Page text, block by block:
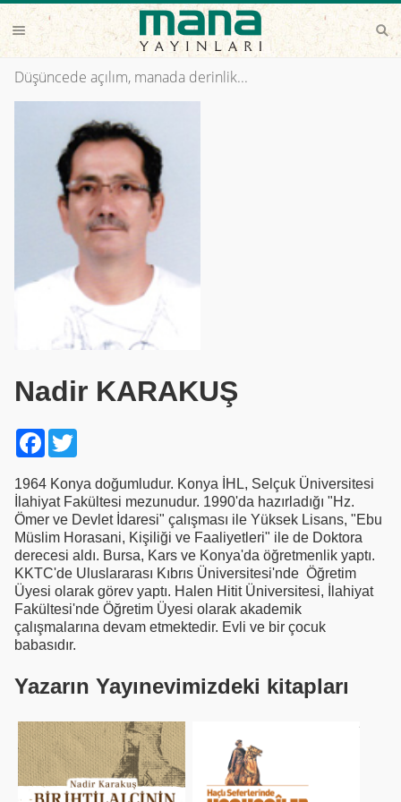
Düşüncede açılım, manada derinlik...
Nadir KARAKUŞ
Facebook
1964 Konya doğumludur. Konya İHL, Selçuk Üniversitesi
İlahiyat Fakültesi mezunudur. 1990'da hazırladığı "Hz.
Ömer ve Devlet İdaresi" çalışması ile Yüksek Lisans, "Ebu
Müslim Horasani, Kişiliği ve Faaliyetleri" ile de Doktora
derecesi aldı. Bursa, Kars ve Konya'da öğretmenlik yaptı.
KKTC'de Uluslararası Kıbrıs Üniversitesi'nde Öğretim
Üyesi olarak görev yaptı. Halen Hitit Üniversitesi, İlahiyat
Fakültesi'nde Öğretim Üyesi olarak akademik
çalışmalarına devam etmektedir. Evli ve bir çocuk
babasıdır.
Yazarın Yayınevimizdeki kitapları